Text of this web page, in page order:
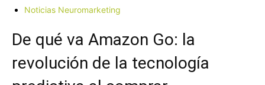
Noticias Neuromarketing
De qué va Amazon Go: la
revolución de la tecnología